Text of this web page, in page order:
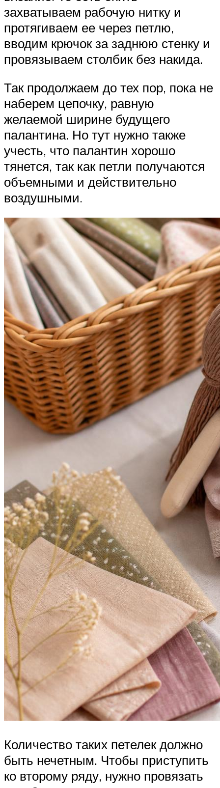
захватываем рабочую нитку и
протягиваем ее через петлю,
вводим крючок за заднюю стенку и
провязываем столбик без накида.
Так продолжаем до тех пор, пока не
наберем цепочку, равную
желаемой ширине будущего
палантина. Но тут нужно также
учесть, что палантин хорошо
тянется, так как петли получаются
объемными и действительно
воздушными.
Количество таких петелек должно
быть нечетным. Чтобы приступить
ко второму ряду, нужно провязать